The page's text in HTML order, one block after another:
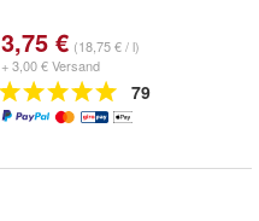
3,75 € (18,75 € / l)
+ 3,00 € Versand
79